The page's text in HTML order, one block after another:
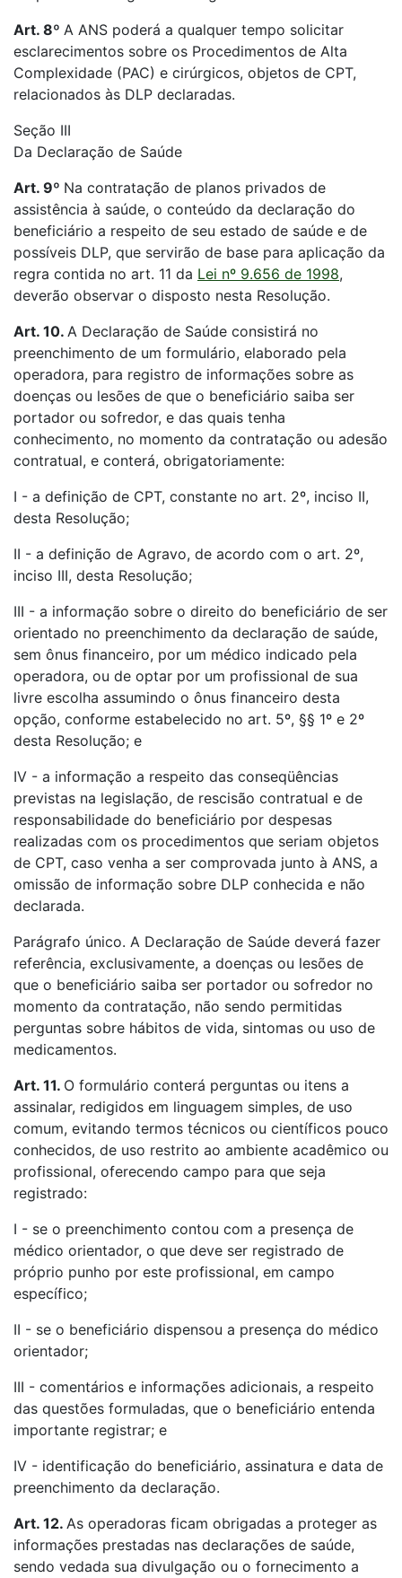
Art. 8º A ANS poderá a qualquer tempo solicitar
esclarecimentos sobre os Procedimentos de Alta
Complexidade (PAC) e cirúrgicos, objetos de CPT,
relacionados às DLP declaradas.
Seção III
Da Declaração de Saúde
Art. 9º Na contratação de planos privados de
assistência à saúde, o conteúdo da declaração do
beneficiário a respeito de seu estado de saúde e de
possíveis DLP, que servirão de base para aplicação da
regra contida no art. 11 da Lei nº 9.656 de 1998,
deverão observar o disposto nesta Resolução.
Art. 10. A Declaração de Saúde consistirá no
preenchimento de um formulário, elaborado pela
operadora, para registro de informações sobre as
doenças ou lesões de que o beneficiário saiba ser
portador ou sofredor, e das quais tenha
conhecimento, no momento da contratação ou adesão
contratual, e conterá, obrigatoriamente:
I - a definição de CPT, constante no art. 2º, inciso II,
desta Resolução;
II - a definição de Agravo, de acordo com o art. 2º,
inciso III, desta Resolução;
III - a informação sobre o direito do beneficiário de ser
orientado no preenchimento da declaração de saúde,
sem ônus financeiro, por um médico indicado pela
operadora, ou de optar por um profissional de sua
livre escolha assumindo o ônus financeiro desta
opção, conforme estabelecido no art. 5º, §§ 1º e 2º
desta Resolução; e
IV - a informação a respeito das conseqüências
previstas na legislação, de rescisão contratual e de
responsabilidade do beneficiário por despesas
realizadas com os procedimentos que seriam objetos
de CPT, caso venha a ser comprovada junto à ANS, a
omissão de informação sobre DLP conhecida e não
declarada.
Parágrafo único. A Declaração de Saúde deverá fazer
referência, exclusivamente, a doenças ou lesões de
que o beneficiário saiba ser portador ou sofredor no
momento da contratação, não sendo permitidas
perguntas sobre hábitos de vida, sintomas ou uso de
medicamentos.
Art. 11. O formulário conterá perguntas ou itens a
assinalar, redigidos em linguagem simples, de uso
comum, evitando termos técnicos ou científicos pouco
conhecidos, de uso restrito ao ambiente acadêmico ou
profissional, oferecendo campo para que seja
registrado:
I - se o preenchimento contou com a presença de
médico orientador, o que deve ser registrado de
próprio punho por este profissional, em campo
específico;
II - se o beneficiário dispensou a presença do médico
orientador;
III - comentários e informações adicionais, a respeito
das questões formuladas, que o beneficiário entenda
importante registrar; e
IV - identificação do beneficiário, assinatura e data de
preenchimento da declaração.
Art. 12. As operadoras ficam obrigadas a proteger as
informações prestadas nas declarações de saúde,
sendo vedada sua divulgação ou o fornecimento a